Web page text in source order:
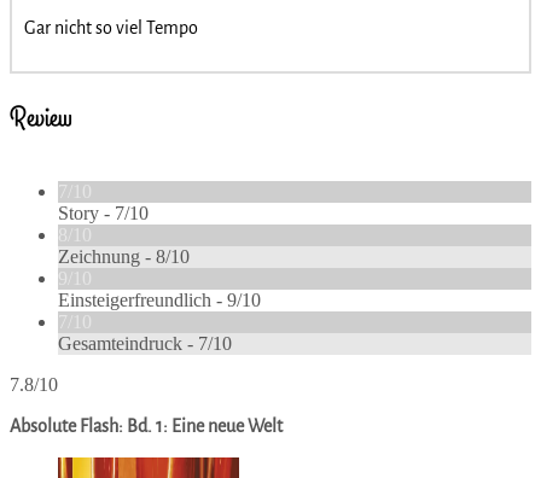
Gar nicht so viel Tempo
Review
7/10
Story - 7/10
8/10
Zeichnung - 8/10
9/10
Einsteigerfreundlich - 9/10
7/10
Gesamteindruck - 7/10
7.8/10
Absolute Flash: Bd. 1: Eine neue Welt